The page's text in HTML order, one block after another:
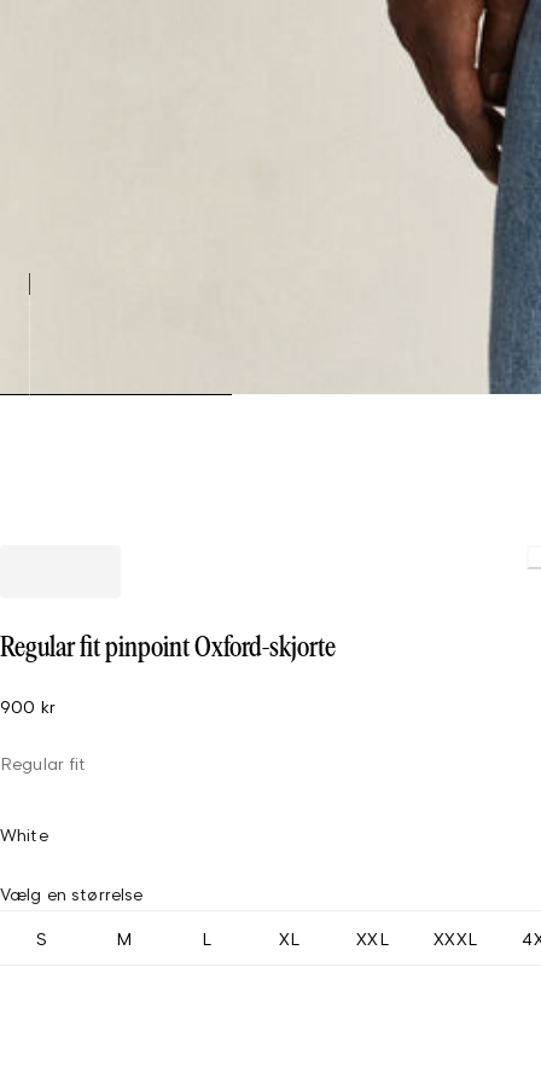
Regular fit pinpoint Oxford-skjorte
900 kr
Regular fit
White
Vælg en størrelse
S M L XL XXL XXXL